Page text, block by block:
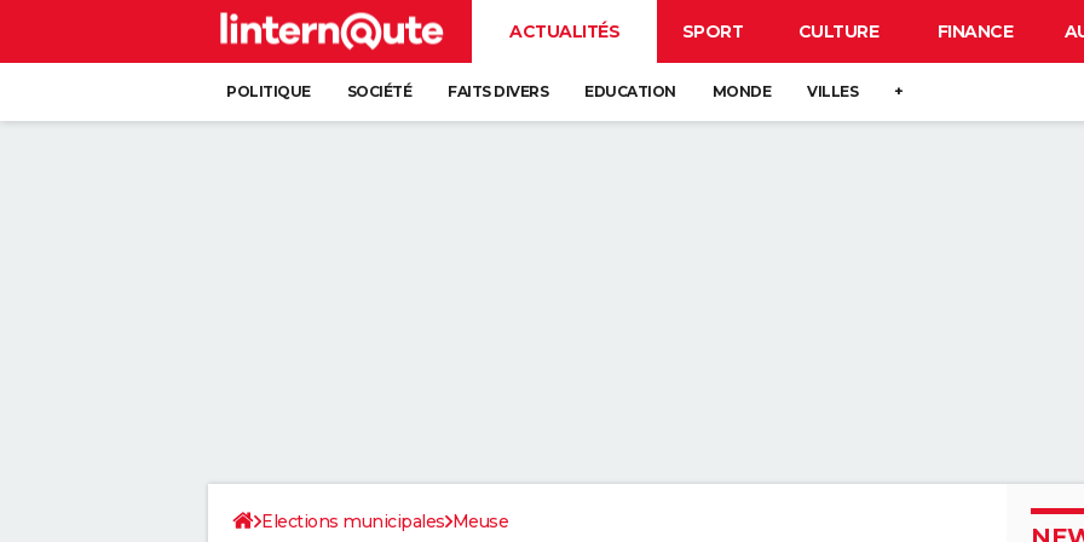
ACTUALITÉS SPORT CULTURE FINANCE
POLITIQUE SOCIÉTÉ FAITS DIVERS EDUCATION MONDE VILLES +
Elections municipales Meuse